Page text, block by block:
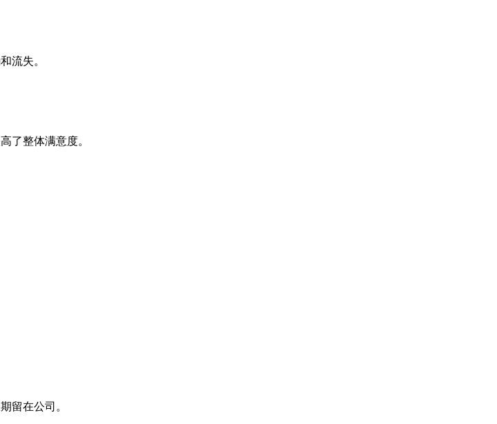
流失。
了整体满意度。
留在公司。